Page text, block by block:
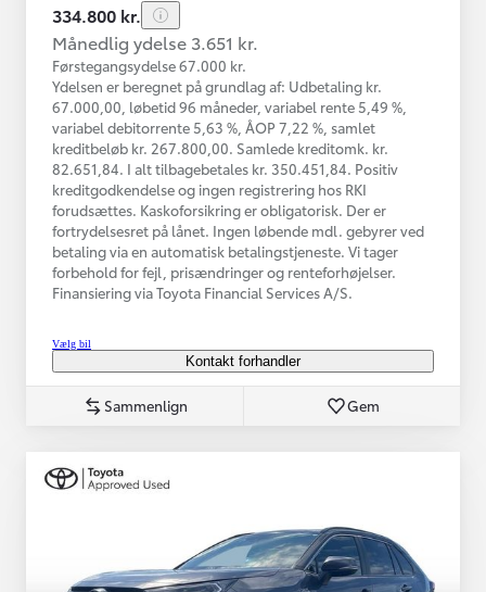
334.800 kr.
Månedlig ydelse 3.651 kr.
Førstegangsydelse 67.000 kr.
Ydelsen er beregnet på grundlag af: Udbetaling kr.
67.000,00, løbetid 96 måneder, variabel rente 5,49 %,
variabel debitorrente 5,63 %, ÅOP 7,22 %, samlet
kreditbeløb kr. 267.800,00. Samlede kreditomk. kr.
82.651,84. I alt tilbagebetales kr. 350.451,84. Positiv
kreditgodkendelse og ingen registrering hos RKI
forudsættes. Kaskoforsikring er obligatorisk. Der er
fortrydelsesret på lånet. Ingen løbende mdl. gebyrer ved
betaling via en automatisk betalingstjeneste. Vi tager
forbehold for fejl, prisændringer og renteforhøjelser.
Finansiering via Toyota Financial Services A/S.
Vælg bil
Kontakt forhandler
Sammenlign Gem